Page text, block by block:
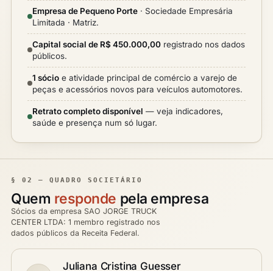
Empresa de Pequeno Porte · Sociedade Empresária
Limitada · Matriz.
Capital social de R$ 450.000,00 registrado nos dados
públicos.
1 sócio e atividade principal de comércio a varejo de
peças e acessórios novos para veículos automotores.
Retrato completo disponível — veja indicadores,
saúde e presença num só lugar.
§ 02 — QUADRO SOCIETÁRIO
Quem responde pela empresa
Sócios da empresa SAO JORGE TRUCK
CENTER LTDA: 1 membro registrado nos
dados públicos da Receita Federal.
Juliana Cristina Guesser